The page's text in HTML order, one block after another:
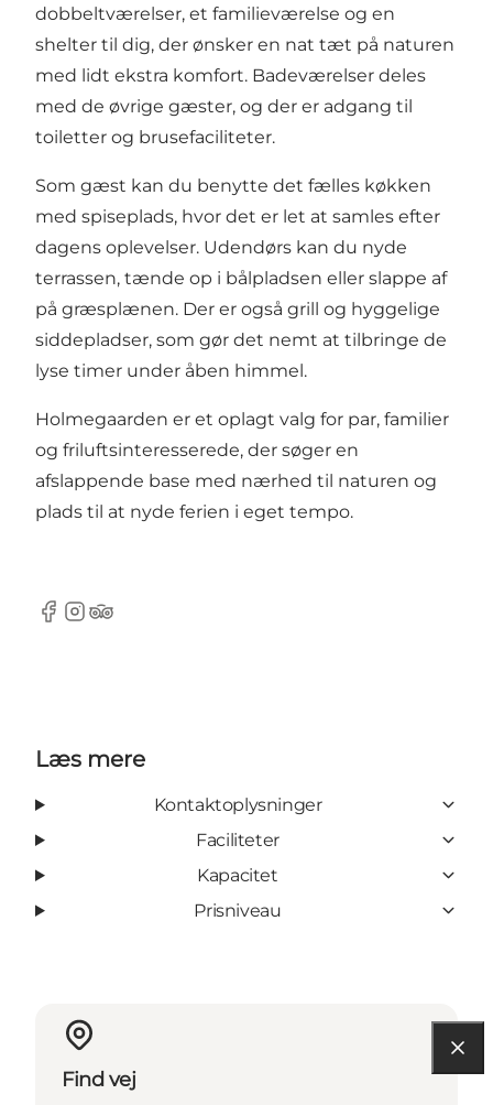
dobbeltværelser, et familieværelse og en
shelter til dig, der ønsker en nat tæt på naturen
med lidt ekstra komfort. Badeværelser deles
med de øvrige gæster, og der er adgang til
toiletter og brusefaciliteter.
Som gæst kan du benytte det fælles køkken
med spiseplads, hvor det er let at samles efter
dagens oplevelser. Udendørs kan du nyde
terrassen, tænde op i bålpladsen eller slappe af
på græsplænen. Der er også grill og hyggelige
siddepladser, som gør det nemt at tilbringe de
lyse timer under åben himmel.
Holmegaarden er et oplagt valg for par, familier
og friluftsinteresserede, der søger en
afslappende base med nærhed til naturen og
plads til at nyde ferien i eget tempo.
Facebook
Instagram
Tripadvisor
Læs mere
Kontaktoplysninger
Faciliteter
Kapacitet
Prisniveau
Find vej